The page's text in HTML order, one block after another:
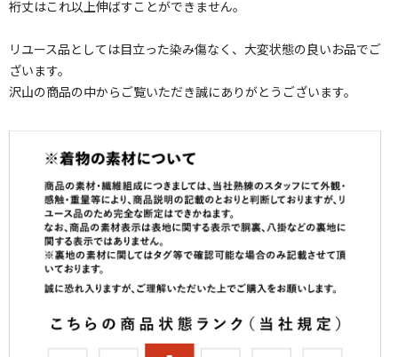
裄丈はこれ以上伸ばすことができません。
リユース品としては目立った染み傷なく、大変状態の良いお品でご
ざいます。
沢山の商品の中からご覧いただき誠にありがとうございます。